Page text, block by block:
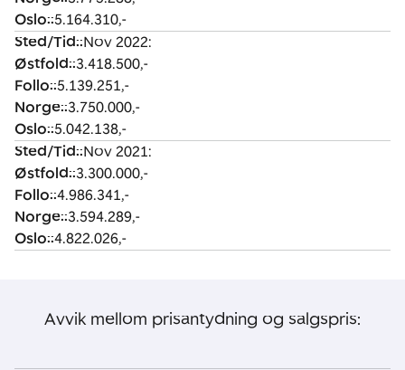
Oslo::5.164.310,-
Sted/Tid::Nov 2022:
Østfold::3.418.500,-
Follo::5.139.251,-
Norge::3.750.000,-
Oslo::5.042.138,-
Sted/Tid::Nov 2021:
Østfold::3.300.000,-
Follo::4.986.341,-
Norge::3.594.289,-
Oslo::4.822.026,-
Avvik mellom prisantydning og salgspris: